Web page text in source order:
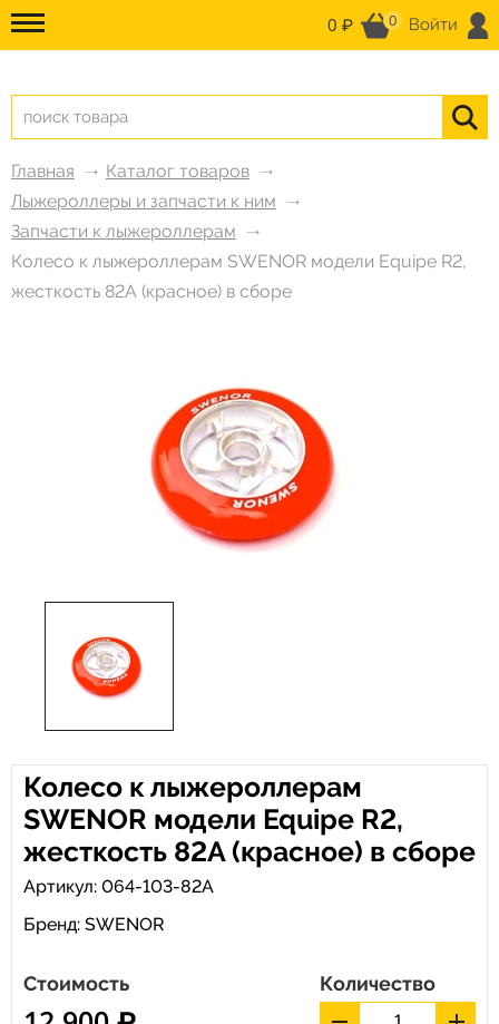
0 ₽ 0 Войти
Главная
Каталог товаров
Лыжероллеры и запчасти к ним
Запчасти к лыжероллерам
Колесо к лыжероллерам SWENOR модели Equipe R2,
жесткость 82A (красное) в сборе
Колесо к лыжероллерам
SWENOR модели Equipe R2,
жесткость 82A (красное) в сборе
Артикул: 064-103-82A
Бренд: SWENOR
Стоимость Количество